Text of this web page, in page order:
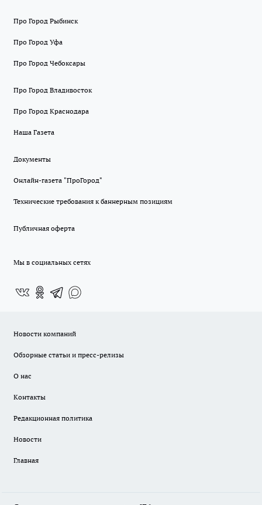
Про Город Рыбинск
Про Город Уфа
Про Город Чебоксары
Про Город Владивосток
Про Город Краснодара
Наша Газета
Документы
Онлайн-газета "ПроГород"
Технические требования к баннерным позициям
Публичная оферта
Мы в социальных сетях
Новости компаний
Обзорные статьи и пресс-релизы
О нас
Контакты
Редакционная политика
Новости
Главная